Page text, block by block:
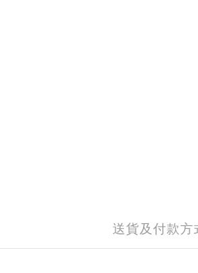
送貨及付款方